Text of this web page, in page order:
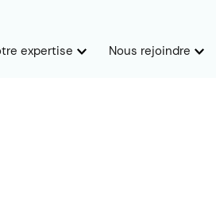
expertise Nous rejoindre